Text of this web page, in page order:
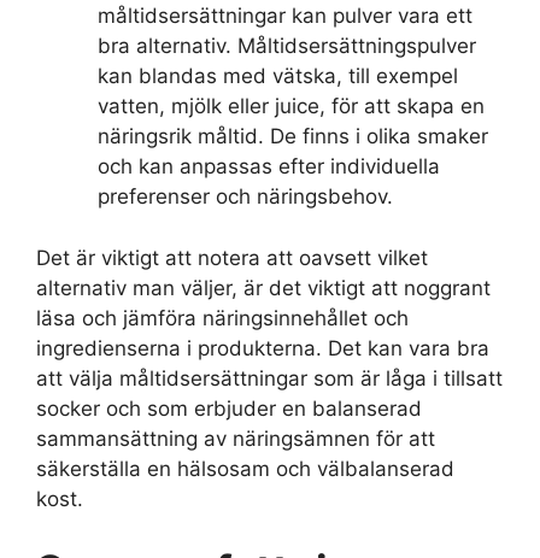
måltidsersättningar kan pulver vara ett
bra alternativ. Måltidsersättningspulver
kan blandas med vätska, till exempel
vatten, mjölk eller juice, för att skapa en
näringsrik måltid. De finns i olika smaker
och kan anpassas efter individuella
preferenser och näringsbehov.
Det är viktigt att notera att oavsett vilket
alternativ man väljer, är det viktigt att noggrant
läsa och jämföra näringsinnehållet och
ingredienserna i produkterna. Det kan vara bra
att välja måltidsersättningar som är låga i tillsatt
socker och som erbjuder en balanserad
sammansättning av näringsämnen för att
säkerställa en hälsosam och välbalanserad
kost.